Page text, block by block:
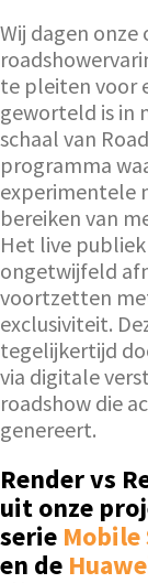
Wij dagen
te pleiten voor
geworteld is in
schaal van
programma
experimentele
bereiken van
Het live
ongetwijfeld
voortzetten
exclusiviteit.
tegelijkertijd
via digitale
roadshow die
genereert.
Render vs
uit onze
serie
en de